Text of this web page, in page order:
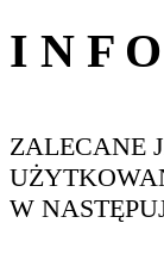
I N F O
ZALECANE
W